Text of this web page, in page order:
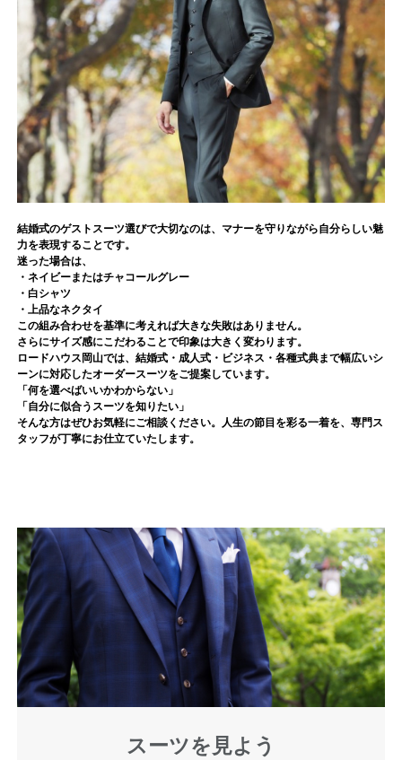
結婚式のゲストスーツ選びで大切なのは、マナーを守りながら自分らしい魅
力を表現することです。
迷った場合は、
・ネイビーまたはチャコールグレー
・白シャツ
・上品なネクタイ
この組み合わせを基準に考えれば大きな失敗はありません。
さらにサイズ感にこだわることで印象は大きく変わります。
ロードハウス岡山では、結婚式・成人式・ビジネス・各種式典まで幅広いシ
ーンに対応したオーダースーツをご提案しています。
「何を選べばいいかわからない」
「自分に似合うスーツを知りたい」
そんな方はぜひお気軽にご相談ください。人生の節目を彩る一着を、専門ス
タッフが丁寧にお仕立ていたします。
スーツを見よう